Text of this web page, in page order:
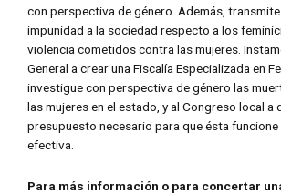
con perspectiva de género. Además,
impunidad a la sociedad respecto a los
violencia cometidos contra las mujeres.
General a crear una Fiscalía Especializada en
investigue con perspectiva de género las
las mujeres en el estado, y al Congreso local a
presupuesto necesario para que ésta funcione
efectiva.
Para más información o para concertar